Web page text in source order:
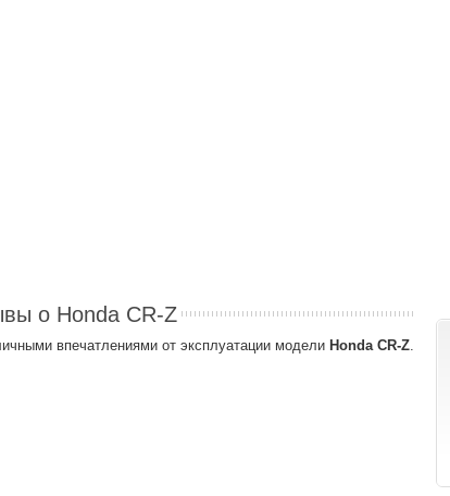
о Honda CR-Z
впечатлениями от эксплуатации модели Honda CR-Z